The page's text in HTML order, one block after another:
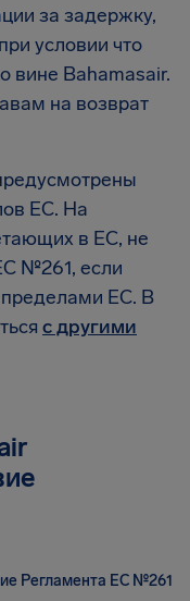
за задержку,
условии что
вине Bahamasair.
на возврат
ЕС. На
в ЕС, не
№261, если
пределами ЕС. В
с другими
Регламента ЕС №261